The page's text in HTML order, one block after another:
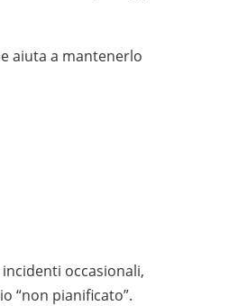
aiuta a mantenerlo
occasionali,
“non pianificato”.